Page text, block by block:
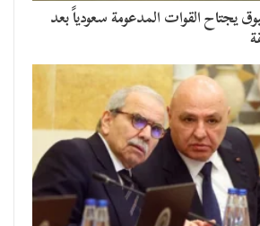
يجتاح القوات المدعومة سعودياً بعد